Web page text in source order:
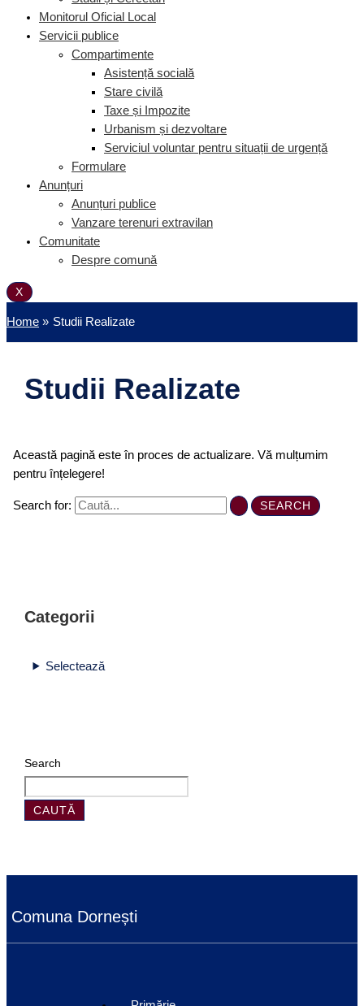
Monitorul Oficial Local
Servicii publice
Compartimente
Asistență socială
Stare civilă
Taxe și Impozite
Urbanism și dezvoltare
Serviciul voluntar pentru situații de urgență
Formulare
Anunțuri
Anunțuri publice
Vanzare terenuri extravilan
Comunitate
Despre comună
X
Home Studii Realizate
Studii Realizate
Această pagină este în proces de actualizare. Vă mulțumim
pentru înțelegere!
Search for:
Categorii
Selectează
Search
CAUTĂ
Comuna Dornești